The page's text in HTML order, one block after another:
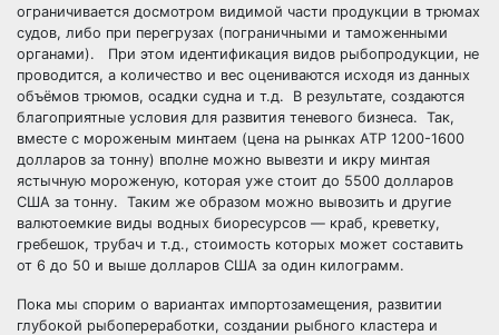
ограничивается досмотром видимой части продукции в трюмах
судов, либо при перегрузах (пограничными и таможенными
органами). При этом идентификация видов рыбопродукции, не
проводится, а количество и вес оцениваются исходя из данных
объёмов трюмов, осадки судна и т.д. В результате, создаются
благоприятные условия для развития теневого бизнеса. Так,
вместе с мороженым минтаем (цена на рынках АТР 1200-1600
долларов за тонну) вполне можно вывезти и икру минтая
ястычную мороженую, которая уже стоит до 5500 долларов
США за тонну. Таким же образом можно вывозить и другие
валютоемкие виды водных биоресурсов — краб, креветку,
гребешок, трубач и т.д., стоимость которых может составить
от 6 до 50 и выше долларов США за один килограмм.
Пока мы спорим о вариантах импортозамещения, развитии
глубокой рыбопереработки, создании рыбного кластера и